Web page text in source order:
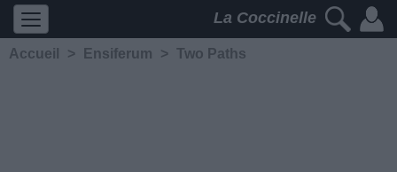
La Coccinelle
Accueil > Ensiferum > Two Paths